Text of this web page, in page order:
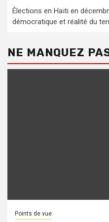
Élections en Haïti en
démocratique et réalité du
NE MANQUEZ
Points de vue